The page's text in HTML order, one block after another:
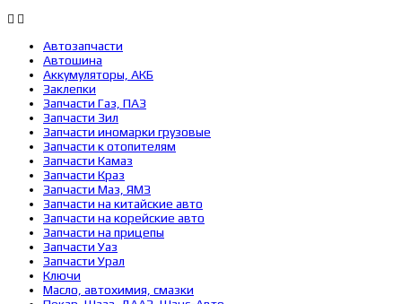
Автозапчасти
Автошина
Аккумуляторы, АКБ
Заклепки
Запчасти Газ, ПАЗ
Запчасти Зил
Запчасти иномарки грузовые
Запчасти к отопителям
Запчасти Камаз
Запчасти Краз
Запчасти Маз, ЯМЗ
Запчасти на китайские авто
Запчасти на корейские авто
Запчасти на прицепы
Запчасти Уаз
Запчасти Урал
Ключи
Масло, автохимия, смазки